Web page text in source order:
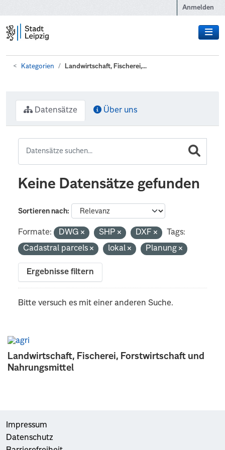
Anmelden
Kategorien Landwirtschaft, Fischerei,...
Landwirtschaft, Fischerei, Forstwirtschaft und
Nahrungsmittel
Datensätze Über uns
Keine Datensätze gefunden
Sortieren nach
Formate: DWG SHP DXF
Tags:
Cadastral parcels
lokal Planung
Ergebnisse filtern
Bitte versuch es mit einer anderen Suche.
Impressum
Datenschutz